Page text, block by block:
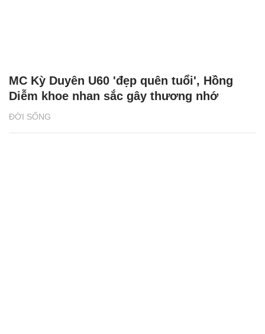
ĐỜI SỐNG
MC Kỳ Duyên U60 'đẹp quên tuổi', Hồng
Diễm khoe nhan sắc gây thương nhớ